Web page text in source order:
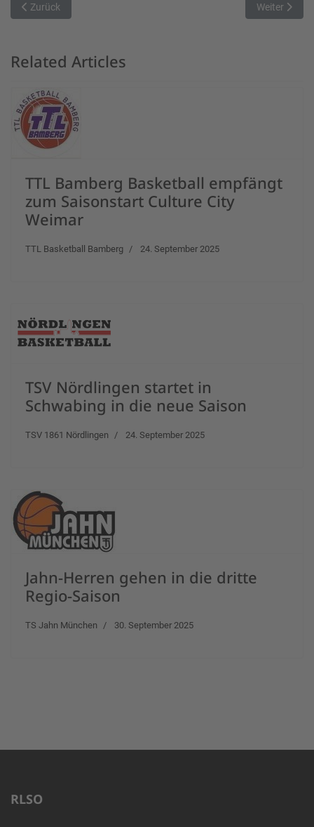
Vorheriger Beitrag: Ansbachs Abgeklärtheit sichert Sieg in
Zurück Nächster
Weiter
Related Articles
TTL Bamberg Basketball empfängt
zum Saisonstart Culture City
Weimar
TTL Basketball Bamberg 24. September 2025
TSV Nördlingen startet in
Schwabing in die neue Saison
TSV 1861 Nördlingen 24. September 2025
Jahn-Herren gehen in die dritte
Regio-Saison
TS Jahn München 30. September 2025
RLSO